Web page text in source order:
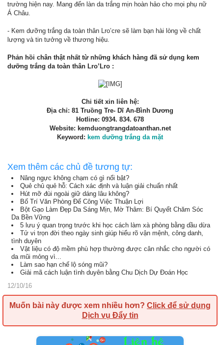
trường hiện nay. Mang đến làn da trắng mịn hoàn hảo cho mọi phụ nữ
Á Châu.
- Kem dưỡng trắng da toàn thân Lro’cre sẽ làm bạn hài lòng về chất
lượng và tin tưởng về thương hiệu.
Phản hồi chân thật nhất từ những khách hàng đã sử dụng kem
dưỡng trắng da toàn thân Lro’Lro :
Chi tiết xin liên hệ:
Địa chỉ: 81 Truồng Tre- Dĩ An-Bình Dương
Hotline: 0934. 834. 678
Website: kemduongtrangdatoanthan.net
Keyword: kem dưỡng trắng da mặt
Xem thêm các chủ đề tương tự:
Nâng ngực không chạm có gì nổi bật?
Quẻ chủ quẻ hỗ: Cách xác định và luận giải chuẩn nhất
Hút mỡ đùi ngoài giữ dáng lâu không?
Bố Trí Văn Phòng Để Công Việc Thuận Lợi
Bột Gạo Làm Đẹp Da Sáng Mịn, Mờ Thâm: Bí Quyết Chăm Sóc
Da Bền Vững
5 lưu ý quan trọng trước khi học cách làm xà phòng bằng dầu dừa
Tử vi trọn đời theo ngày sinh giúp hiểu rõ vận mệnh, công danh,
tình duyên
Vật liệu có độ mềm phù hợp thường được cân nhắc cho người có
da mũi mỏng vì...
Làm sao hạn chế lộ sóng mũi?
Giải mã cách luận tình duyên bằng Chu Dịch Dự Đoán Học
12/10/16
Muốn bài này được xem nhiều hơn? Click để sử dụng
Dịch vụ Đẩy tin